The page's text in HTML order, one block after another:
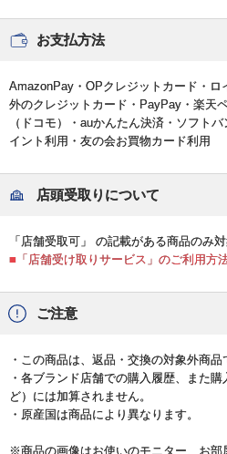
お支払方法
AmazonPay・OPクレジットカード・ロ
外のクレジットカード・PayPay・楽天
（ドコモ）・auかんたん決済・ソフト
イント利用・友の会お買物カード利用
店頭受取りについて
「店舗受取可」 の記載がある商品のみ対
■「店舗受け取りサービス」のご利用方
ご注意
・この商品は、返品・交換の対象外商品
・各ブランド店舗での購入履歴、また
ど）には加算されません。
・原産国は商品により異なります。
※商品の画像はお使いのモニター、お部